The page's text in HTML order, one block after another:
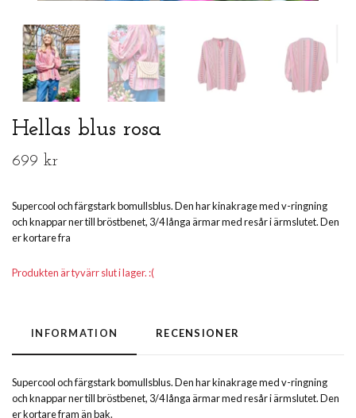
Hellas blus rosa
699 kr
Supercool och färgstark bomullsblus. Den har kinakrage med v-ringning
och knappar ner till bröstbenet, 3/4 långa ärmar med resår i ärmslutet. Den
er kortare fra
Produkten är tyvärr slut i lager. :(
INFORMATION RECENSIONER
Supercool och färgstark bomullsblus. Den har kinakrage med v-ringning
och knappar ner till bröstbenet, 3/4 långa ärmar med resår i ärmslutet. Den
er kortare fram än bak.